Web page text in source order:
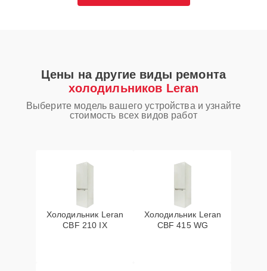
Цены на другие виды ремонта
холодильников Leran
Выберите модель вашего устройства и узнайте
стоимость всех видов работ
Холодильник Leran
CBF 210 IX
Холодильник Leran
CBF 415 WG